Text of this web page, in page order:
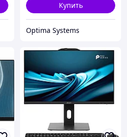
Купить
Optima Systems